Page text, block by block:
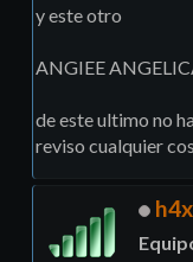
y este otro
ANGIEE
de este ultimo no
reviso cualquier